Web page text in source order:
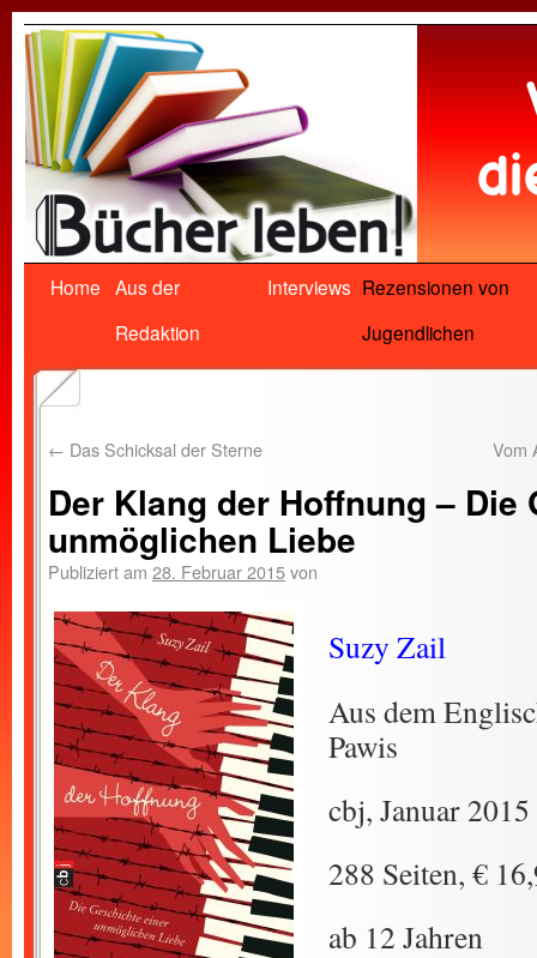
Home Aus der
Redaktion
Interviews Rezensionen von
Jugendlichen
← Das Schicksal der Sterne Vom
Der Klang der Hoffnung –
unmöglichen Liebe
Publiziert am 28. Februar 2015von
Suzy Zail
Aus dem
Pawis
cbj, Januar 2015
288 Seiten, €
ab 12 Jahren